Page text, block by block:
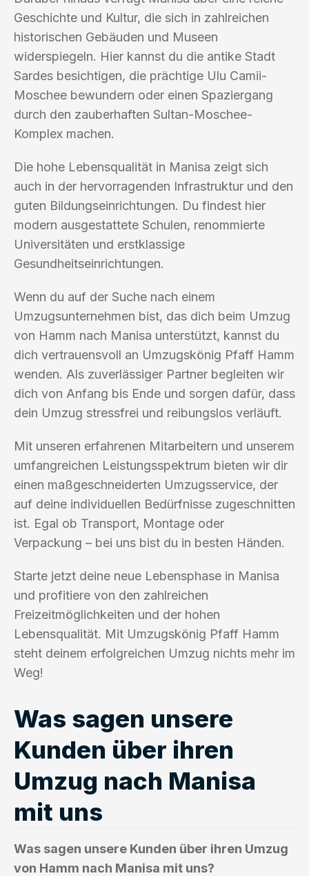
Geschichte und Kultur, die sich in zahlreichen
historischen Gebäuden und Museen
widerspiegeln. Hier kannst du die antike Stadt
Sardes besichtigen, die prächtige Ulu Camii-
Moschee bewundern oder einen Spaziergang
durch den zauberhaften Sultan-Moschee-
Komplex machen.
Die hohe Lebensqualität in Manisa zeigt sich
auch in der hervorragenden Infrastruktur und den
guten Bildungseinrichtungen. Du findest hier
modern ausgestattete Schulen, renommierte
Universitäten und erstklassige
Gesundheitseinrichtungen.
Wenn du auf der Suche nach einem
Umzugsunternehmen bist, das dich beim Umzug
von Hamm nach Manisa unterstützt, kannst du
dich vertrauensvoll an Umzugskönig Pfaff Hamm
wenden. Als zuverlässiger Partner begleiten wir
dich von Anfang bis Ende und sorgen dafür, dass
dein Umzug stressfrei und reibungslos verläuft.
Mit unseren erfahrenen Mitarbeitern und unserem
umfangreichen Leistungsspektrum bieten wir dir
einen maßgeschneiderten Umzugsservice, der
auf deine individuellen Bedürfnisse zugeschnitten
ist. Egal ob Transport, Montage oder
Verpackung – bei uns bist du in besten Händen.
Starte jetzt deine neue Lebensphase in Manisa
und profitiere von den zahlreichen
Freizeitmöglichkeiten und der hohen
Lebensqualität. Mit Umzugskönig Pfaff Hamm
steht deinem erfolgreichen Umzug nichts mehr im
Weg!
Was sagen unsere
Kunden über ihren
Umzug nach Manisa
mit uns
Was sagen unsere Kunden über ihren Umzug
von Hamm nach Manisa mit uns?